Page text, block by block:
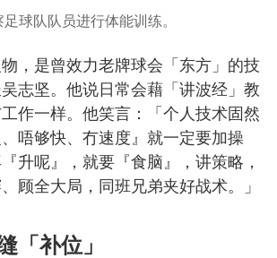
足球队队员进行体能训练。
，是曾效力老牌球会「东方」的技
志坚。他说日常会藉「讲波经」教
作一样。他笑言：「个人技术固然
唔够快、冇速度』就一定要加操
升呢』，就要『食脑』，讲策略，
顾全大局，同班兄弟夹好战术。」
「补位」